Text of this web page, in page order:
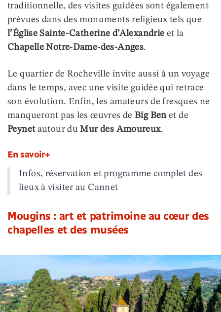
traditionnelle, des visites guidées sont également
prévues dans des monuments religieux tels que
l’Église Sainte-Catherine d’Alexandrie et la
Chapelle Notre-Dame-des-Anges.
Le quartier de Rocheville invite aussi à un voyage
dans le temps, avec une visite guidée qui retrace
son évolution. Enfin, les amateurs de fresques ne
manqueront pas les œuvres deBig Benet de
Peynetautour duMur des Amoureux.
En savoir+
Infos, réservation et programme complet des
lieux à visiter au Cannet
Mougins : art et patrimoine au cœur des
chapelles et des musées